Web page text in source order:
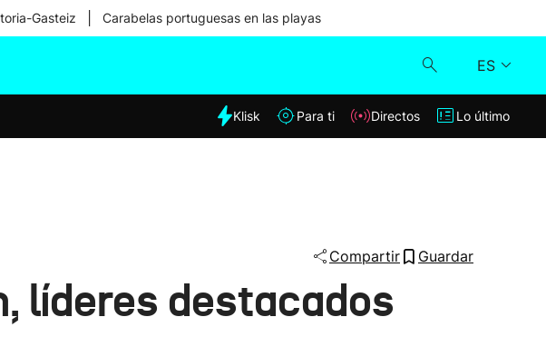
Gasteiz Carabelas portuguesas en las playas
ES
Klisk
Klisk Para ti Directos Lo último
Compartir Guardar
líderes destacados